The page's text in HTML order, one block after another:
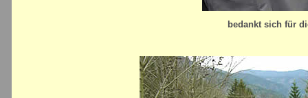
bedankt sich für